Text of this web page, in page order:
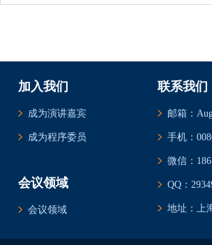
加入我们
成为演讲嘉宾
成为程序委员
会议领域
会议领域
联系我们
邮箱：
手机：
微信：
QQ：
地址：上